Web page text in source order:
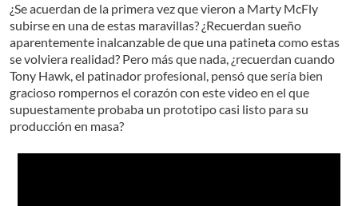
¿Se acuerdan de la primera vez que vieron a Marty McFly
subirse en una de estas maravillas? ¿Recuerdan sueño
aparentemente inalcanzable de que una patineta como estas
se volviera realidad? Pero más que nada, ¿recuerdan cuando
Tony Hawk, el patinador profesional, pensó que sería bien
gracioso rompernos el corazón con este video en el que
supuestamente probaba un prototipo casi listo para su
producción en masa?